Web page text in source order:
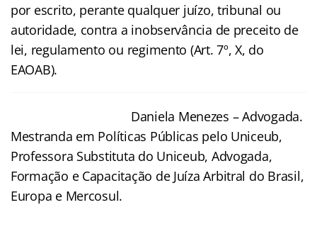
por escrito, perante qualquer juízo, tribunal ou
autoridade, contra a inobservância de preceito de
lei, regulamento ou regimento (Art. 7º, X, do
EAOAB).
Daniela Menezes – Advogada.
Mestranda em Políticas Públicas pelo Uniceub,
Professora Substituta do Uniceub, Advogada,
Formação e Capacitação de Juíza Arbitral do Brasil,
Europa e Mercosul.